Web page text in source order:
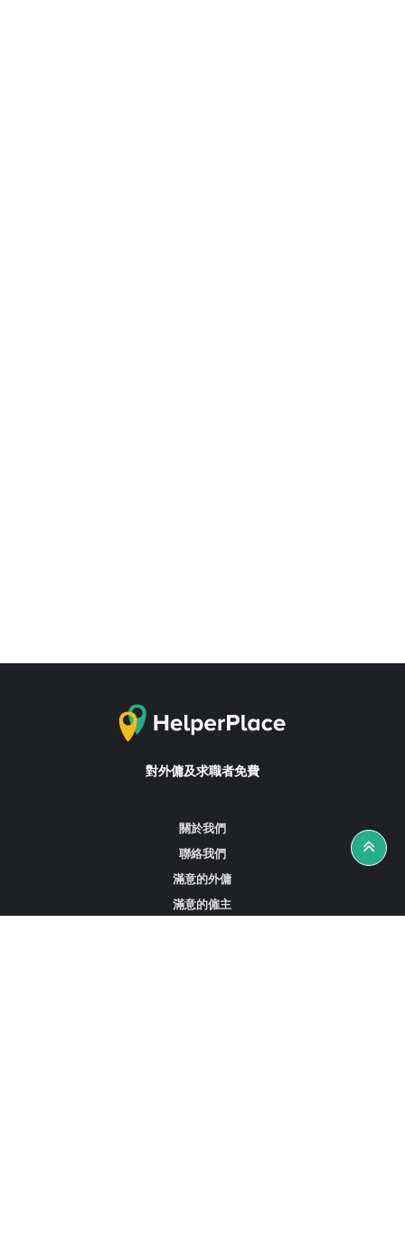
對外傭及求職者免費
關於我們
聯絡我們
滿意的外傭
滿意的僱主